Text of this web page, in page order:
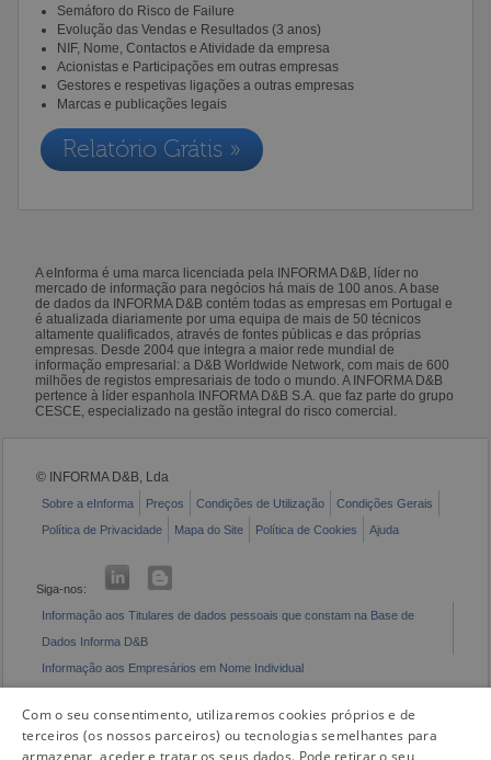
Semáforo do Risco de Failure
Evolução das Vendas e Resultados (3 anos)
NIF, Nome, Contactos e Atividade da empresa
Acionistas e Participações em outras empresas
Gestores e respetivas ligações a outras empresas
Marcas e publicações legais
Relatório Grátis »
A eInforma é uma marca licenciada pela INFORMA D&B, líder no
mercado de informação para negócios há mais de 100 anos. A base
de dados da INFORMA D&B contém todas as empresas em Portugal e
é atualizada diariamente por uma equipa de mais de 50 técnicos
altamente qualificados, através de fontes públicas e das próprias
empresas. Desde 2004 que integra a maior rede mundial de
informação empresarial: a D&B Worldwide Network, com mais de 600
milhões de registos empresariais de todo o mundo. A INFORMA D&B
pertence à líder espanhola INFORMA D&B S.A. que faz parte do grupo
CESCE, especializado na gestão integral do risco comercial.
© INFORMA D&B, Lda
Sobre a eInforma Preços Condições de Utilização
Condições Gerais
Política de Privacidade
Mapa do Site Política de Cookies Ajuda
Siga-nos:
Informação aos Titulares de dados pessoais que constam na Base de
Dados Informa D&B
Informação aos Empresários em Nome Individual
Com o seu consentimento, utilizaremos cookies próprios e de
terceiros (os nossos parceiros) ou tecnologias semelhantes para
armazenar, aceder e tratar os seus dados. Pode retirar o seu